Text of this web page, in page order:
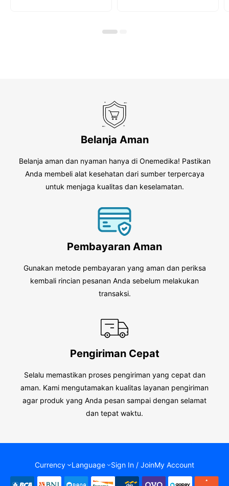
Belanja Aman
Belanja aman dan nyaman hanya di Onemedika! Pastikan
Anda membeli alat kesehatan dari sumber terpercaya
untuk menjaga kualitas dan keselamatan.
Pembayaran Aman
Gunakan metode pembayaran yang aman dan periksa
kembali rincian pesanan Anda sebelum melakukan
transaksi.
Pengiriman Cepat
Selalu memastikan proses pengiriman yang cepat dan
aman. Kami mengutamakan kualitas layanan pengiriman
agar produk yang Anda pesan sampai dengan selamat
dan tepat waktu.
Currency Language Sign In / JoinMy Account